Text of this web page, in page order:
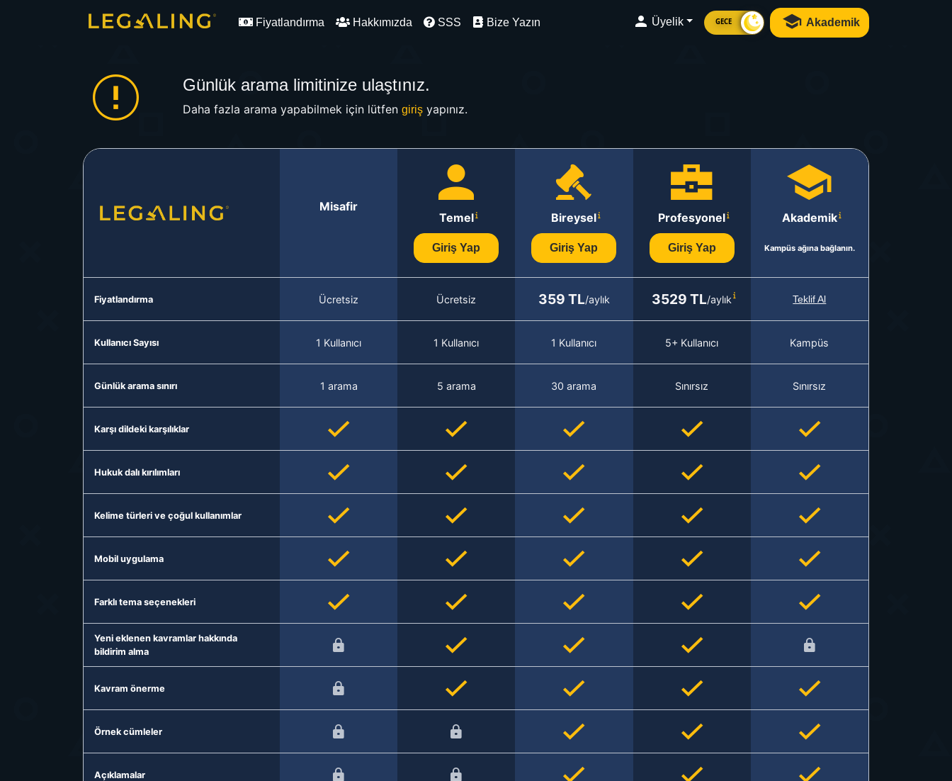
Fiyatlandırma Hakkımızda SSS Bize Yazın Üyelik GECE Akademik
Günlük arama limitinize ulaştınız.
Daha fazla arama yapabilmek için lütfen girişyapınız.
Misafir
Temel
Giriş Yap
Bireysel
Giriş Yap
Profesyonel
Giriş Yap
Akademik
Kampüs ağına bağlanın.
Fiyatlandırma Ücretsiz Ücretsiz 359 TL/aylık 3529 TL/aylık Teklif Al
Kullanıcı Sayısı 1 Kullanıcı 1 Kullanıcı 1 Kullanıcı 5+ Kullanıcı Kampüs
Günlük arama sınırı 1 arama 5 arama 30 arama Sınırsız Sınırsız
Karşı dildeki karşılıklar
Hukuk dalı kırılımları
Kelime türleri ve çoğul kullanımlar
Mobil uygulama
Farklı tema seçenekleri
Yeni eklenen kavramlar hakkında
bildirim alma
Kavram önerme
Örnek cümleler
Açıklamalar